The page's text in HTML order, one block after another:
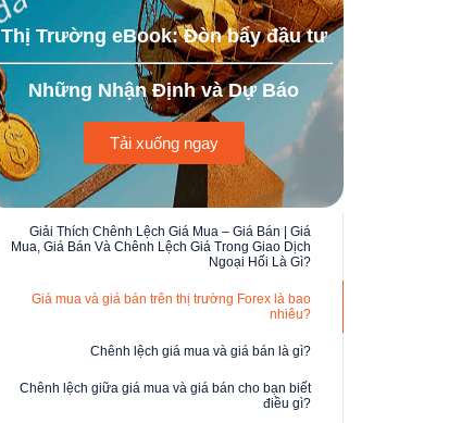
Thị Trường eBook: Đòn bẩy đầu tư
Những Nhận Định và Dự Báo
Tải xuống ngay
Giải Thích Chênh Lệch Giá Mua – Giá Bán | Giá
Mua, Giá Bán Và Chênh Lệch Giá Trong Giao Dịch
Ngoại Hối Là Gì?
Giá mua và giá bán trên thị trường Forex là bao
nhiêu?
Chênh lệch giá mua và giá bán là gì?
Chênh lệch giữa giá mua và giá bán cho bạn biết
điều gì?